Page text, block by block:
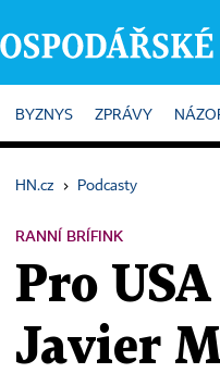
HOME
BYZNYS ZPRÁVY
HN.cz › Podcasty
RANNÍ BRÍFINK
Pro
Javier